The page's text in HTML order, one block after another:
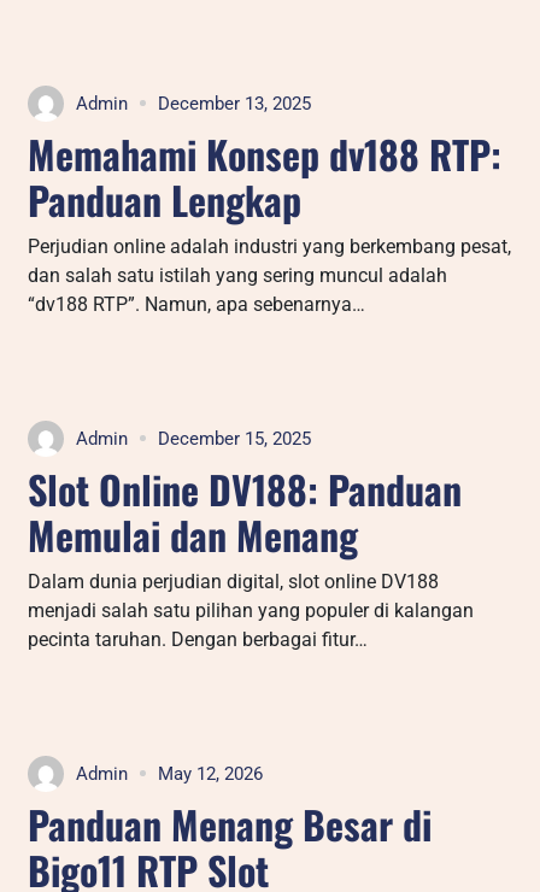
Admin December 13, 2025
Memahami Konsep dv188 RTP:
Panduan Lengkap
Perjudian online adalah industri yang berkembang pesat,
dan salah satu istilah yang sering muncul adalah
“dv188 RTP”. Namun, apa sebenarnya…
Admin December 15, 2025
Slot Online DV188: Panduan
Memulai dan Menang
Dalam dunia perjudian digital, slot online DV188
menjadi salah satu pilihan yang populer di kalangan
pecinta taruhan. Dengan berbagai fitur…
Admin May 12, 2026
Panduan Menang Besar di
Bigo11 RTP Slot